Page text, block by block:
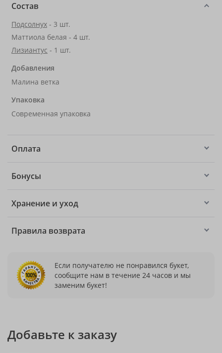
Состав
Подсолнух - 3 шт.
Маттиола белая - 4 шт.
Лизиантус - 1 шт.
Добавления
Малина ветка
Упаковка
Современная упаковка
Оплата
Бонусы
Хранение и уход
Правила возврата
Если получателю не понравился букет,
сообщите нам в течение 24 часов и мы
заменим букет!
Добавьте к заказу